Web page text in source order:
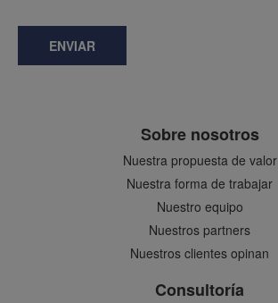
ENVIAR
Sobre nosotros
Nuestra propuesta de valor
Nuestra forma de trabajar
Nuestro equipo
Nuestros partners
Nuestros clientes opinan
Consultoría